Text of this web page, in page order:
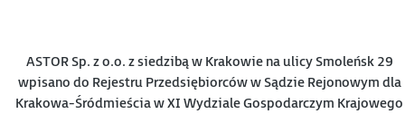
ASTOR Sp. z o.o. z siedzibą w Krakowie na ulicy Smoleńsk 29
wpisano do Rejestru Przedsiębiorców w Sądzie Rejonowym dla
Krakowa-Śródmieścia w XI Wydziale Gospodarczym Krajowego